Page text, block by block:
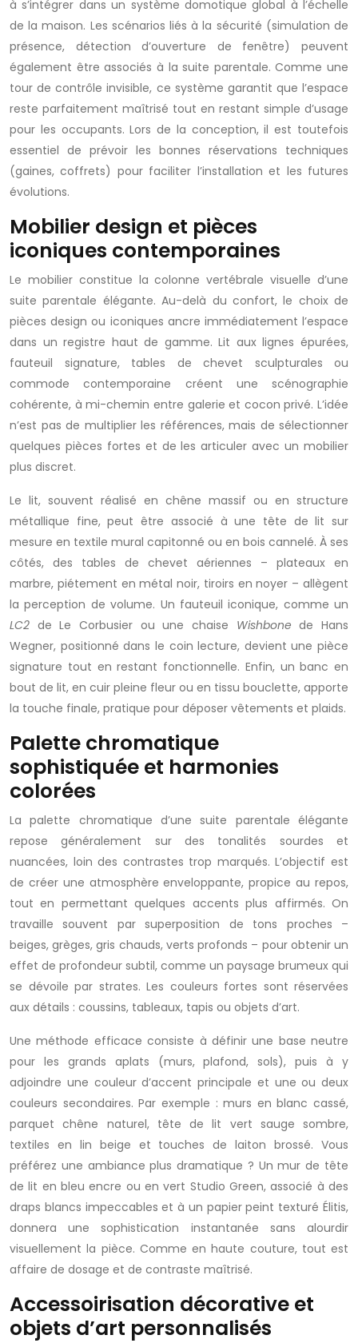
à s’intégrer dans un système domotique global à l’échelle
de la maison. Les scénarios liés à la sécurité (simulation de
présence, détection d’ouverture de fenêtre) peuvent
également être associés à la suite parentale. Comme une
tour de contrôle invisible, ce système garantit que l’espace
reste parfaitement maîtrisé tout en restant simple d’usage
pour les occupants. Lors de la conception, il est toutefois
essentiel de prévoir les bonnes réservations techniques
(gaines, coffrets) pour faciliter l’installation et les futures
évolutions.
Mobilier design et pièces
iconiques contemporaines
Le mobilier constitue la colonne vertébrale visuelle d’une
suite parentale élégante. Au-delà du confort, le choix de
pièces design ou iconiques ancre immédiatement l’espace
dans un registre haut de gamme. Lit aux lignes épurées,
fauteuil signature, tables de chevet sculpturales ou
commode contemporaine créent une scénographie
cohérente, à mi-chemin entre galerie et cocon privé. L’idée
n’est pas de multiplier les références, mais de sélectionner
quelques pièces fortes et de les articuler avec un mobilier
plus discret.
Le lit, souvent réalisé en chêne massif ou en structure
métallique fine, peut être associé à une tête de lit sur
mesure en textile mural capitonné ou en bois cannelé. À ses
côtés, des tables de chevet aériennes – plateaux en
marbre, piétement en métal noir, tiroirs en noyer – allègent
la perception de volume. Un fauteuil iconique, comme un
LC2 de Le Corbusier ou une chaise Wishbone de Hans
Wegner, positionné dans le coin lecture, devient une pièce
signature tout en restant fonctionnelle. Enfin, un banc en
bout de lit, en cuir pleine fleur ou en tissu bouclette, apporte
la touche finale, pratique pour déposer vêtements et plaids.
Palette chromatique
sophistiquée et harmonies
colorées
La palette chromatique d’une suite parentale élégante
repose généralement sur des tonalités sourdes et
nuancées, loin des contrastes trop marqués. L’objectif est
de créer une atmosphère enveloppante, propice au repos,
tout en permettant quelques accents plus affirmés. On
travaille souvent par superposition de tons proches –
beiges, grèges, gris chauds, verts profonds – pour obtenir un
effet de profondeur subtil, comme un paysage brumeux qui
se dévoile par strates. Les couleurs fortes sont réservées
aux détails : coussins, tableaux, tapis ou objets d’art.
Une méthode efficace consiste à définir une base neutre
pour les grands aplats (murs, plafond, sols), puis à y
adjoindre une couleur d’accent principale et une ou deux
couleurs secondaires. Par exemple : murs en blanc cassé,
parquet chêne naturel, tête de lit vert sauge sombre,
textiles en lin beige et touches de laiton brossé. Vous
préférez une ambiance plus dramatique ? Un mur de tête
de lit en bleu encre ou en vert Studio Green, associé à des
draps blancs impeccables et à un papier peint texturé Élitis,
donnera une sophistication instantanée sans alourdir
visuellement la pièce. Comme en haute couture, tout est
affaire de dosage et de contraste maîtrisé.
Accessoirisation décorative et
objets d’art personnalisés